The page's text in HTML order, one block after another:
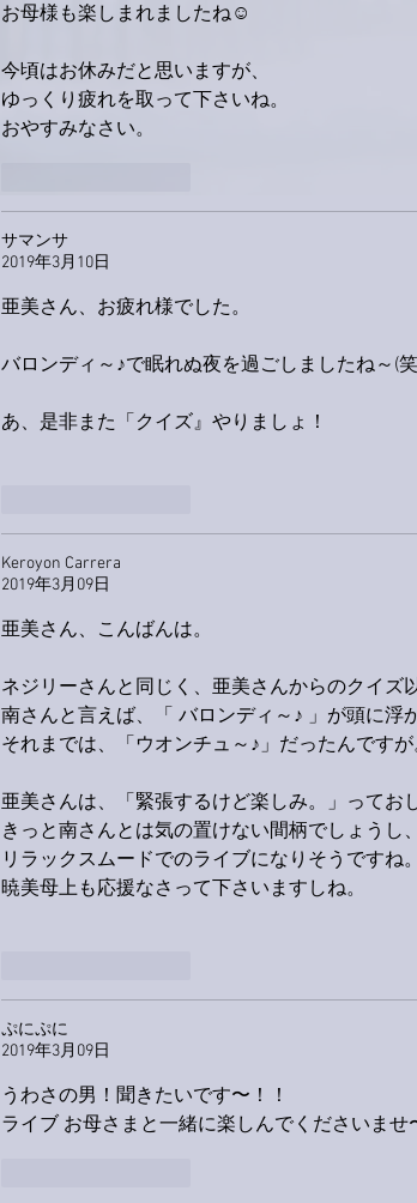
お母様も楽しまれましたね☺
今頃はお休みだと思いますが、
ゆっくり疲れを取って下さいね。
おやすみなさい。
サマンサ
2019年3月10日
亜美さん、お疲れ様でした。
バロンディ～♪で眠れぬ夜を過ごしましたね～(
あ、是非また「クイズ』やりましょ！
Keroyon Carrera
2019年3月09日
亜美さん、こんばんは。
ネジリーさんと同じく、亜美さんからのクイズ以
南さんと言えば、「 バロンディ～♪ 」が頭に浮
それまでは、「ウオンチュ～♪」だったんですが
亜美さんは、「緊張するけど楽しみ。」ってお
きっと南さんとは気の置けない間柄でしょうし、
リラックスムードでのライブになりそうですね。
暁美母上も応援なさって下さいますしね。
ぷにぷに
2019年3月09日
うわさの男！聞きたいです〜！！
ライブ お母さまと一緒に楽しんでくださいま